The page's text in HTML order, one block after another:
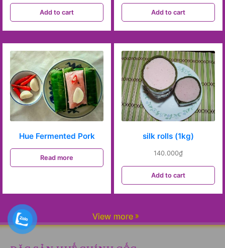
Add to cart Add to cart
Hue Fermented Pork
Read more
silk rolls (1kg)
140.000₫
Add to cart
View more